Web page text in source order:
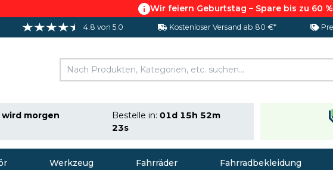
Wir feiern Geburtstag – Spare bis zu 60
4.8 von 5.0 Kostenloser Versand ab 80 €*
morgen
Bestelle in:01d 15h 52m
22s
Werkzeug Fahrräder Fahrradbekleidung